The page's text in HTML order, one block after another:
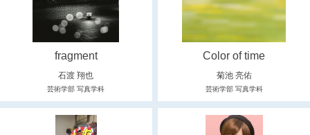
fragment
石渡 翔也
芸術学部 写真学科
Color of time
菊池 亮佑
芸術学部 写真学科